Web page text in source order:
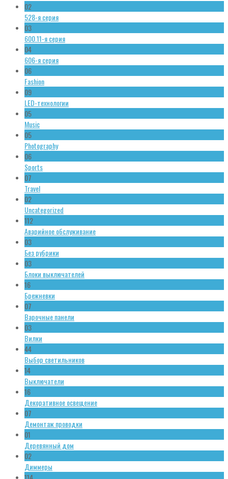
02
528-я серия
03
600.11-я серия
04
606-я серия
06
Fashion
09
LED-технологии
05
Music
05
Photography
06
Sports
07
Travel
02
Uncategorized
112
Аварийное обслуживание
03
Без рубрики
03
Блоки выключателей
16
Брежневки
07
Варочные панели
03
Вилки
44
Выбор светильников
14
Выключатели
16
Декоративное освещение
07
Демонтаж проводки
01
Деревянный дом
02
Диммеры